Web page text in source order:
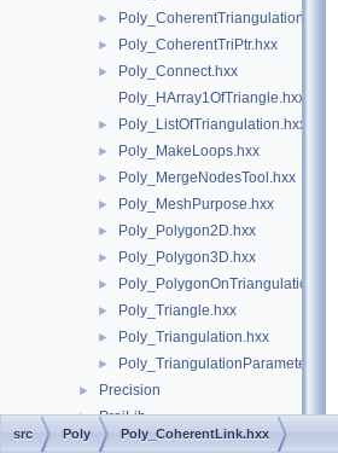
► Poly_CoherentTriangulation.hxx
► Poly_CoherentTriPtr.hxx
►
Poly_Connect.hxx
Poly_HArray1OfTriangle.hxx
► Poly_ListOfTriangulation.hxx
► Poly_MakeLoops.hxx
► Poly_MergeNodesTool.hxx
► Poly_MeshPurpose.hxx
► Poly_Polygon2D.hxx
► Poly_Polygon3D.hxx
► Poly_PolygonOnTriangulation.hxx
► Poly_Triangle.hxx
► Poly_Triangulation.hxx
► Poly_TriangulationParameters.hxx
► Precision
► ProjLib
► Prs3d
src Poly Poly_CoherentLink.hxx